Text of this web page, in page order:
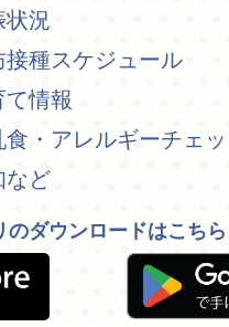
況
種スケジュール
情報
・アレルギーチェ
ど
のダウンロードはこちら